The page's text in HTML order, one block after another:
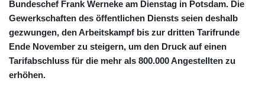
Bundeschef Frank Werneke am Dienstag in Potsdam. Die
Gewerkschaften des öffentlichen Diensts seien deshalb
gezwungen, den Arbeitskampf bis zur dritten Tarifrunde
Ende November zu steigern, um den Druck auf einen
Tarifabschluss für die mehr als 800.000 Angestellten zu
erhöhen.